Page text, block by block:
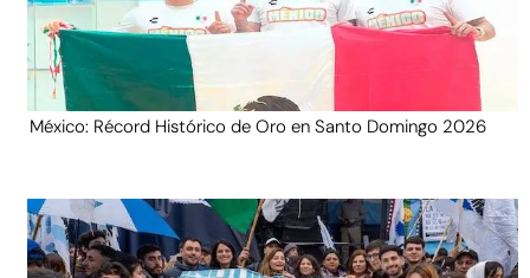
México: Récord Histórico de Oro en Santo Domingo 2026